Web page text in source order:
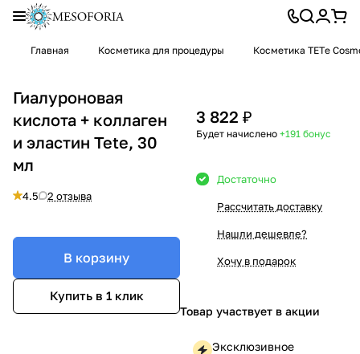
Главная Косметика для процедуры Косметика TETе
Гиалуроновая
кислота + коллаген
и эластин Tete, 30
мл
4.5 2 отзыва
В корзину
Купить в 1 клик
3 822 ₽
Будет начислено +191 бонус
Достаточно
Рассчитать доставку
Нашли дешевле?
Хочу в подарок
Товар участвует в акции
Эксклюзивное